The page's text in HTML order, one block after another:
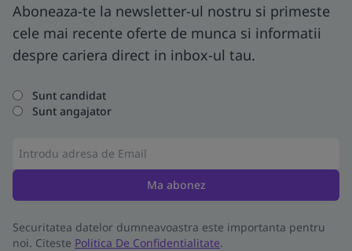
Aboneaza-te la newsletter-ul nostru si primeste
cele mai recente oferte de munca si informatii
despre cariera direct in inbox-ul tau.
Sunt candidat
Sunt angajator
Ma abonez
Securitatea datelor dumneavoastra este importanta pentru
noi. Citeste Politica De Confidentialitate.